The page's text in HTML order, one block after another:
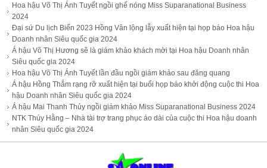
Hoa hậu Võ Thị Ánh Tuyết ngồi ghế nóng Miss Suparanational Business
2024
Đại sứ Du lịch Biển 2023 Hồng Vân lộng lẫy xuất hiện tại họp báo Hoa hậu
Doanh nhân Siêu quốc gia 2024
Á hậu Võ Thị Hương sẽ là giám khảo khách mời tại Hoa hậu Doanh nhân
Siêu quốc gia 2024
Hoa hậu Võ Thị Ánh Tuyết lần đầu ngồi giám khảo sau đăng quang
Á hậu Hồng Thắm rạng rỡ xuất hiện tại buổi họp báo khởi động cuộc thi Hoa
hậu Doanh nhân Siêu quốc gia 2024
Á hậu Mai Thanh Thủy ngồi giám khảo Miss Suparanational Business 2024
NTK Thúy Hằng – Nhà tài trợ trang phục áo dài của cuộc thi Hoa hậu doanh
nhân Siêu quốc gia 2024